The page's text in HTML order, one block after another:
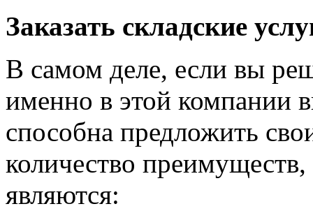
Заказать складские
В самом деле, если вы
именно в этой компании
способна предложить
количество
являются: